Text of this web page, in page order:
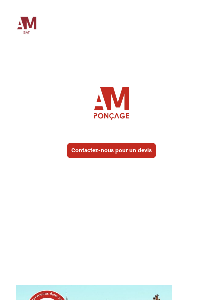
Contactez-nous pour un devis